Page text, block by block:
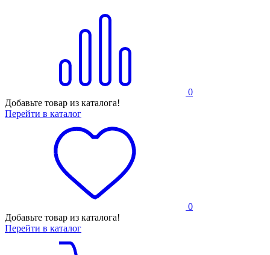
0
Добавьте товар из каталога!
Перейти в каталог
0
Добавьте товар из каталога!
Перейти в каталог